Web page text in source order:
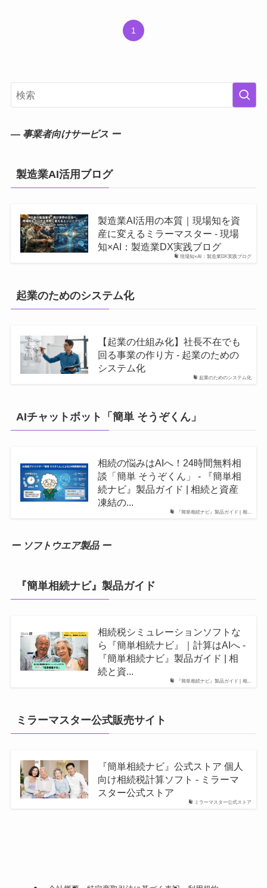
1
― 事業者向けサービス ー
製造業AI活用ブログ
現場知×AI：製造業DX実践ブログ
製造業AI活用の本質｜現場知を資
産に変えるミラーマスター - 現場
知×AI：製造業DX実践ブログ
起業のためのシステム化
起業のためのシステム化
【起業の仕組み化】社長不在でも
回る事業の作り方 - 起業のための
システム化
AIチャットボット「簡単 そうぞくん」
『簡単相続ナビ』製品ガイド | 相...
相続の悩みはAIへ！24時間無料相
談「簡単 そうぞくん」 - 『簡単相
続ナビ』製品ガイド | 相続と資産
凍結の...
ー ソフトウエア製品 ー
『簡単相続ナビ』製品ガイド
『簡単相続ナビ』製品ガイド | 相...
相続税シミュレーションソフトな
ら『簡単相続ナビ』｜計算はAIへ -
『簡単相続ナビ』製品ガイド | 相
続と資...
ミラーマスター公式販売サイト
ミラーマスター公式ストア
『簡単相続ナビ』公式ストア 個人
向け相続税計算ソフト - ミラーマ
スター公式ストア